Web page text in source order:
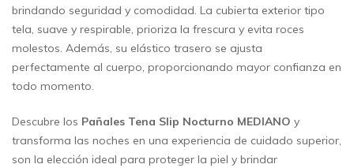
brindando seguridad y comodidad. La cubierta exterior tipo
tela, suave y respirable, prioriza la frescura y evita roces
molestos. Además, su elástico trasero se ajusta
perfectamente al cuerpo, proporcionando mayor confianza en
todo momento.
Descubre los Pañales Tena Slip Nocturno MEDIANO y
transforma las noches en una experiencia de cuidado superior,
son la elección ideal para proteger la piel y brindar